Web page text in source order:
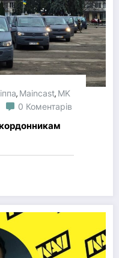
, Maincast, MK
0 Коментарів